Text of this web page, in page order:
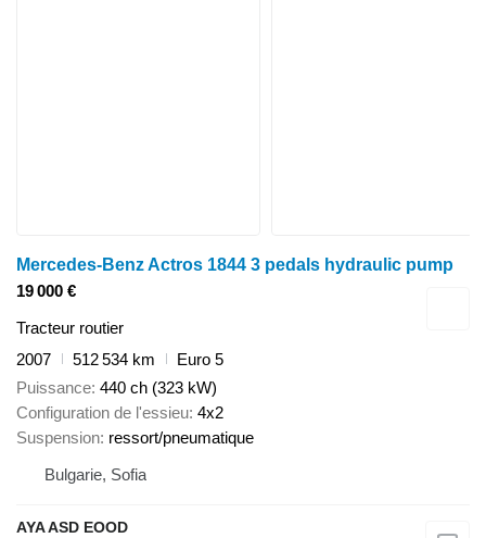
Mercedes-Benz Actros 1844 3 pedals hydraulic pump
19 000 €
Tracteur routier
2007
512 534 km
Euro 5
Puissance 440 ch (323 kW)
Configuration de l'essieu 4x2
Suspension ressort/pneumatique
Bulgarie, Sofia
AYA ASD EOOD